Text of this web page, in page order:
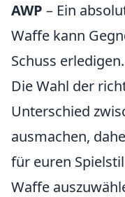
AWP – Ein
Waffe kann
Schuss erledigen.
Die Wahl der
Unterschied
ausmachen,
für euren
Waffe